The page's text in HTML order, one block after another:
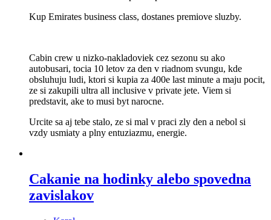
Kup Emirates business class, dostanes premiove sluzby.
Cabin crew u nizko-nakladoviek cez sezonu su ako
autobusari, tocia 10 letov za den v riadnom svungu, kde
obsluhuju ludi, ktori si kupia za 400e last minute a maju pocit,
ze si zakupili ultra all inclusive v private jete. Viem si
predstavit, ake to musi byt narocne.
Urcite sa aj tebe stalo, ze si mal v praci zly den a nebol si
vzdy usmiaty a plny entuziazmu, energie.
Cakanie na hodinky alebo spovedna
zavislakov